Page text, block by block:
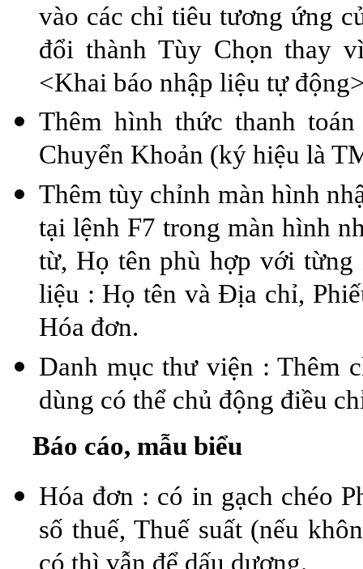
vào các chỉ tiêu tương ứng
đổi thành Tùy Chọn thay
<Khai báo nhập liệu tự
Thêm hình thức thanh
Chuyển Khoản (ký hiệu là
Thêm tùy chỉnh màn hình
tại lệnh F7 trong màn hình
từ, Họ tên phù hợp với
liệu : Họ tên và Địa chỉ,
Hóa đơn.
Danh mục thư viện : Thêm
dùng có thể chủ động điều
Báo cáo, mẫu biểu
Hóa đơn : có in gạch chéo
số thuế, Thuế suất (nếu
có thì vẫn để dấu dương.